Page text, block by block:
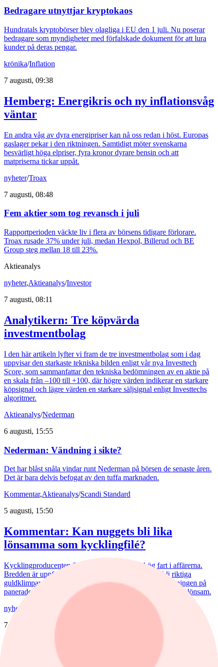
Bedragare utnyttjar kryptokaos
Hundratals kryptobörser blev olagliga i EU den 1 juli. Nu poserar
bedragare som myndigheter med förfalskade dokument för att lura
kunder på deras pengar.
krönika/Inflation
7 augusti, 09:38
Hemberg: Energikris och ny inflationsvåg
väntar
En andra våg av dyra energipriser kan nå oss redan i höst. Europas
gaslager pekar i den riktningen. Samtidigt möter svenskarna
besvärligt höga elpriser, fyra kronor dyrare bensin och att
matpriserna tickar uppåt.
nyheter/Troax
7 augusti, 08:48
Fem aktier som tog revansch i juli
Rapportperioden väckte liv i flera av börsens tidigare förlorare.
Troax rusade 37% under juli, medan Hexpol, Billerud och BE
Group steg mellan 18 till 23%.
Aktieanalys
nyheter,Aktieanalys/Investor
7 augusti, 08:11
Analytikern: Tre köpvärda
investmentbolag
I den här artikeln lyfter vi fram de tre investmentbolag som i dag
uppvisar den starkaste tekniska bilden enligt vår nya Investtech
Score, som sammanfattar den tekniska bedömningen av en aktie på
en skala från –100 till +100, där högre värden indikerar en starkare
köpsignal och lägre värden en starkare säljsignal enligt Investtechs
algoritmer.
Aktieanalys/Nederman
6 augusti, 15:55
Nederman: Vändning i sikte?
Det har blåst snåla vindar runt Nederman på börsen de senaste åren.
Det är bara delvis befogat av den tuffa marknaden.
Kommentar,Aktieanalys/Scandi Standard
5 augusti, 15:50
Kommentar: Kan nuggets bli lika
lönsamma som kycklingfilé?
Kycklingproducenten Scandi Standard håller hög fart i affärerna.
Bredden är uppfriskande och flera av affärerna kan bli riktiga
guldklimpar (nuggets). Fast då vill det till att just storsatsningen på
panerade kycklingprodukter, av typen chicken nuggets, blir lönsam.
nyheter
Bostadsmarknad
7 augusti, 07:15
Juli bjöd på billigare bostadsrätter – nu
väntar en aktiv marknad